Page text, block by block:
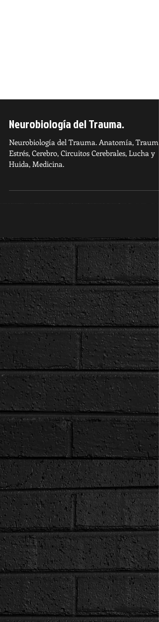
Neurobiología del Trauma.
Neurobiología del Trauma. Anatomía, Trauma,
Estrés, Cerebro, Circuitos Cerebrales, Lucha y